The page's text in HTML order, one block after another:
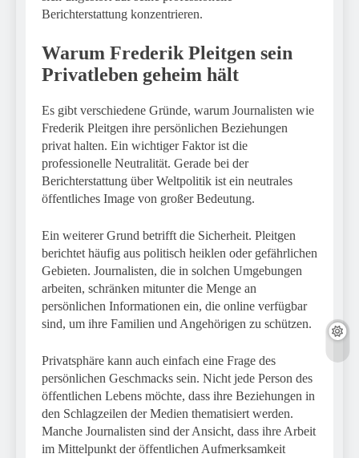
Berichterstattung konzentrieren.
Warum Frederik Pleitgen sein
Privatleben geheim hält
Es gibt verschiedene Gründe, warum Journalisten wie
Frederik Pleitgen ihre persönlichen Beziehungen
privat halten. Ein wichtiger Faktor ist die
professionelle Neutralität. Gerade bei der
Berichterstattung über Weltpolitik ist ein neutrales
öffentliches Image von großer Bedeutung.
Ein weiterer Grund betrifft die Sicherheit. Pleitgen
berichtet häufig aus politisch heiklen oder gefährlichen
Gebieten. Journalisten, die in solchen Umgebungen
arbeiten, schränken mitunter die Menge an
persönlichen Informationen ein, die online verfügbar
sind, um ihre Familien und Angehörigen zu schützen.
Privatsphäre kann auch einfach eine Frage des
persönlichen Geschmacks sein. Nicht jede Person des
öffentlichen Lebens möchte, dass ihre Beziehungen in
den Schlagzeilen der Medien thematisiert werden.
Manche Journalisten sind der Ansicht, dass ihre Arbeit
im Mittelpunkt der öffentlichen Aufmerksamkeit